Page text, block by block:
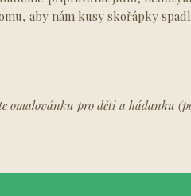
aby nám kusy skořápky
omalovánku pro děti a hádanku